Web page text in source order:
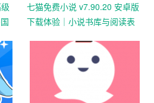
七猫免费小说 v7.90.20 安卓版
下载体验｜小说书库与阅读表